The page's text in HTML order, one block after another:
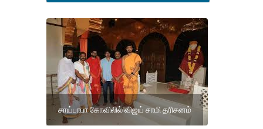
சாய்பாபா கோவிலில் விஜய் சாமி தரிசனம்